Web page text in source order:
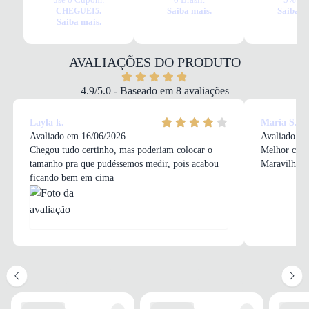
Tudo o que você precisa saber sobre Babuche Crocs Bayaband Feminino
Borracha
Rasteiro
SOLADO
MATERIAL
AMORTECIMENTO
Médio
FECHAMENTO
CHEGUEI5.
Saiba mais.
Saiba mais.
Saiba
AVALIAÇÕES DO PRODUTO
4.9/5.0 - Baseado em 8 avaliações
Layla k.
Avaliado em 16/06/2026
Chegou tudo certinho, mas poderiam colocar o
tamanho pra que pudéssemos medir, pois acabou
ficando bem em cima
Maria S.
Avaliado
Melhor